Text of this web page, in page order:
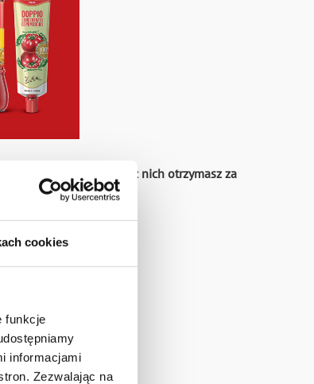
cookies
funkcje
informacjami
Zezwalając na
z czego jeden z nich otrzymasz za